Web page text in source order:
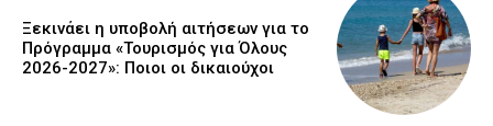
Ξεκινάει η υποβολή αιτήσεων για το
Πρόγραμμα «Τουρισμός για Όλους
2026-2027»: Ποιοι οι δικαιούχοι